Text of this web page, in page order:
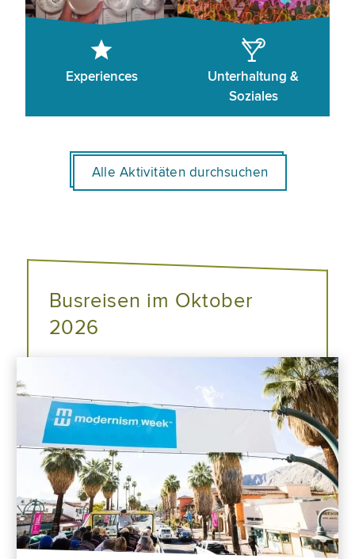
Experiences
Unterhaltung &
Soziales
Alle Aktivitäten durchsuchen
Busreisen im Oktober
2026